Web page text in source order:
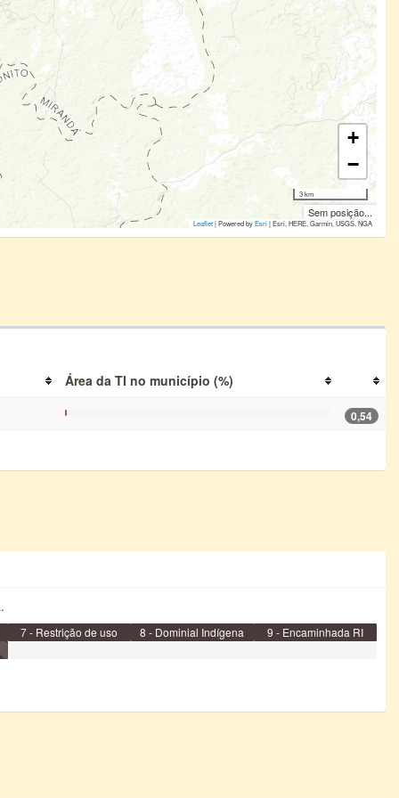
+
−
3 km
Sem posição...
Leaflet| Powered byEsri|Esri, HERE, Garmin, USGS, NGA
Área da TI no município (%)
0,54
7 - Restrição de uso 8 - Dominial Indígena
9 - Encaminhada RI